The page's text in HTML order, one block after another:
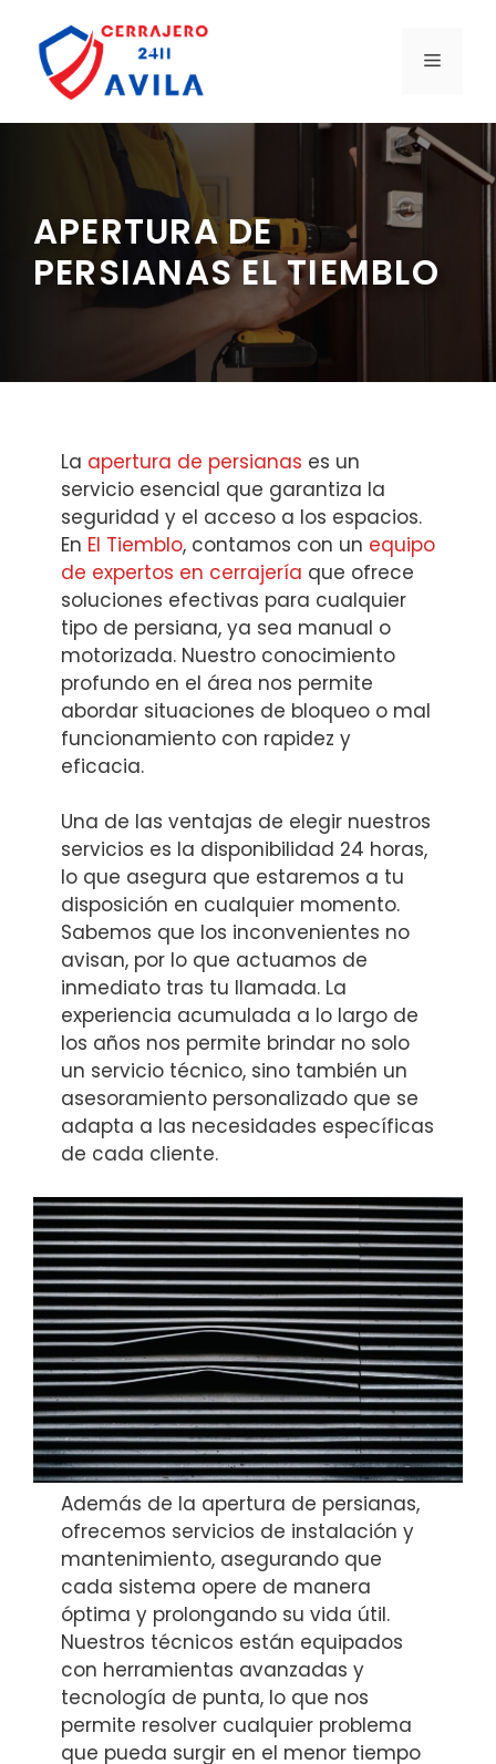
contenido
MENÚ
APERTURA DE
PERSIANAS EL TIEMBLO
La apertura de persianas es un
servicio esencial que garantiza la
seguridad y el acceso a los espacios.
En El Tiemblo, contamos con un equipo
de expertos en cerrajería que ofrece
soluciones efectivas para cualquier
tipo de persiana, ya sea manual o
motorizada. Nuestro conocimiento
profundo en el área nos permite
abordar situaciones de bloqueo o mal
funcionamiento con rapidez y
eficacia.
Una de las ventajas de elegir nuestros
servicios es la disponibilidad 24 horas,
lo que asegura que estaremos a tu
disposición en cualquier momento.
Sabemos que los inconvenientes no
avisan, por lo que actuamos de
inmediato tras tu llamada. La
experiencia acumulada a lo largo de
los años nos permite brindar no solo
un servicio técnico, sino también un
asesoramiento personalizado que se
adapta a las necesidades específicas
de cada cliente.
Además de la apertura de persianas,
ofrecemos servicios de instalación y
mantenimiento, asegurando que
cada sistema opere de manera
óptima y prolongando su vida útil.
Nuestros técnicos están equipados
con herramientas avanzadas y
tecnología de punta, lo que nos
permite resolver cualquier problema
que pueda surgir en el menor tiempo